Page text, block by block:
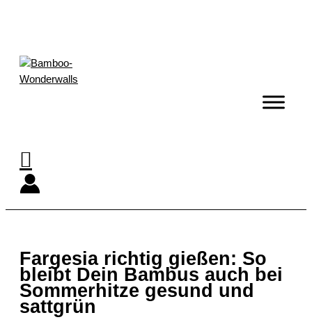
Inhalt
springen
Suchen
Fargesia richtig gießen: So
bleibt Dein Bambus auch bei
Sommerhitze gesund und
sattgrün